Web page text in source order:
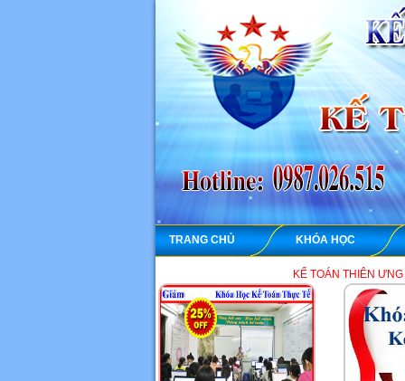
TRANG CHỦ KHÓA HỌC
KẾ TOÁN THIÊN ƯNG chuyên dạy